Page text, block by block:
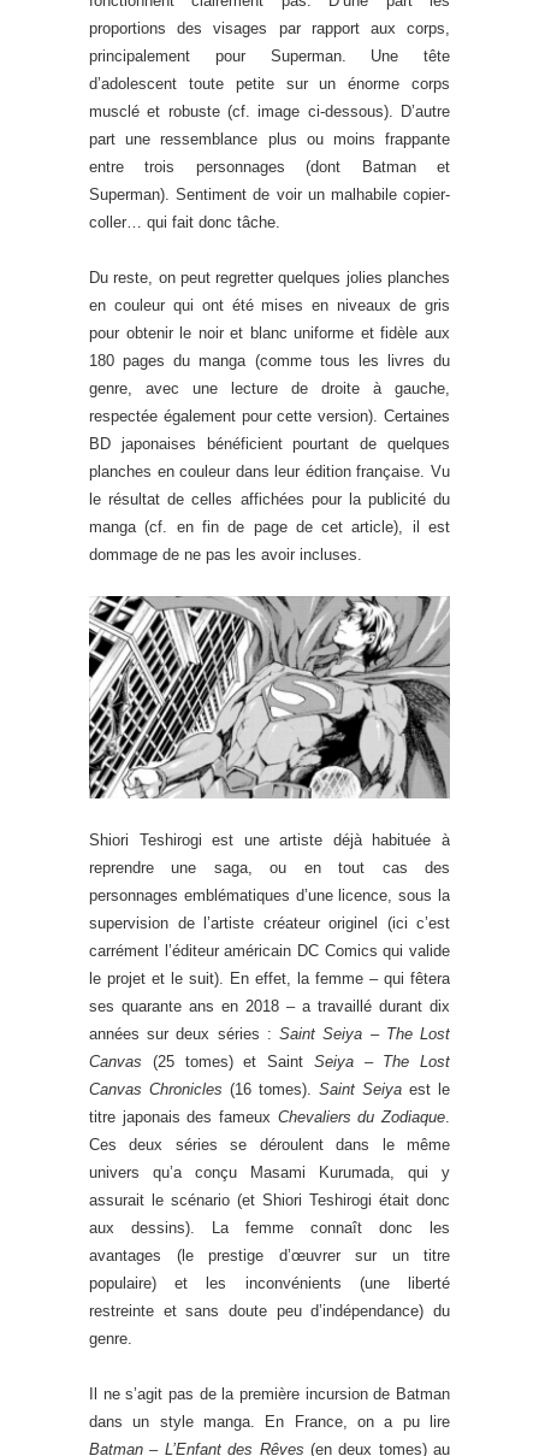
proportions des visages par rapport aux corps,
principalement pour Superman. Une tête
d’adolescent toute petite sur un énorme corps
musclé et robuste (cf. image ci-dessous). D’autre
part une ressemblance plus ou moins frappante
entre trois personnages (dont Batman et
Superman). Sentiment de voir un malhabile copier-
coller… qui fait donc tâche.
Du reste, on peut regretter quelques jolies planches
en couleur qui ont été mises en niveaux de gris
pour obtenir le noir et blanc uniforme et fidèle aux
180 pages du manga (comme tous les livres du
genre, avec une lecture de droite à gauche,
respectée également pour cette version). Certaines
BD japonaises bénéficient pourtant de quelques
planches en couleur dans leur édition française. Vu
le résultat de celles affichées pour la publicité du
manga (cf. en fin de page de cet article), il est
dommage de ne pas les avoir incluses.
Shiori Teshirogi est une artiste déjà habituée à
reprendre une saga, ou en tout cas des
personnages emblématiques d’une licence, sous la
supervision de l’artiste créateur originel (ici c’est
carrément l’éditeur américain DC Comics qui valide
le projet et le suit). En effet, la femme – qui fêtera
ses quarante ans en 2018 – a travaillé durant dix
années sur deux séries :Saint Seiya – The Lost
Canvas (25 tomes) et Saint Seiya – The Lost
Canvas Chronicles (16 tomes). Saint Seiya est le
titre japonais des fameux Chevaliers du Zodiaque
Ces deux séries se déroulent dans le même
univers qu’a conçu Masami Kurumada, qui y
assurait le scénario (et Shiori Teshirogi était donc
aux dessins). La femme connaît donc les
avantages (le prestige d’œuvrer sur un titre
populaire) et les inconvénients (une liberté
restreinte et sans doute peu d’indépendance) du
genre.
Il ne s’agit pas de la première incursion de Batman
dans un style manga. En France, on a pu lire
Batman – L’Enfant des Rêves (en deux tomes) au